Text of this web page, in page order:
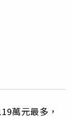
萬元最多，